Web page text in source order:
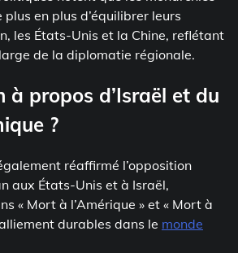
en plus d’équilibrer leurs
les États-Unis et la Chine, reflétant
de la diplomatie régionale.
à propos d’Israël et du
?
réaffirmé l’opposition
aux États-Unis et à Israël,
« Mort à l’Amérique » et « Mort à
durables dans le monde